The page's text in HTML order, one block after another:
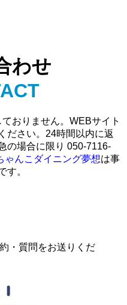
わせ
おりません。WEBサイト
ださい。24時間以内に返
の場合に限り 050-7116-
ゃんこダイニング夢想は事
す。
・質問をお送りくだ